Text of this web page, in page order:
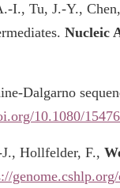
I., Tu, J.-Y.,
Nucleic
Dalgarno
10.1080/
Hollfelder, F.,